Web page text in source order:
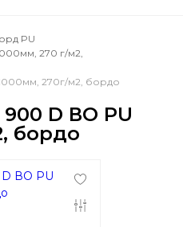
PU
270 г/м2,
270г/м2, бордо
D ВО PU
бордо